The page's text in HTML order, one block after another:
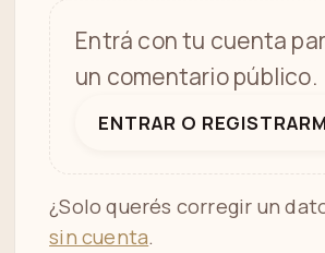
Entrá con tu cuenta
un comentario público.
ENTRAR O
¿Solo querés corregir un
sin cuenta.